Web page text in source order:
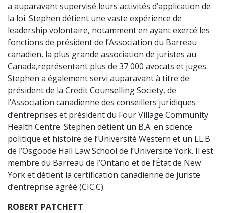
a auparavant supervisé leurs activités d’application de
la loi. Stephen détient une vaste expérience de
leadership volontaire, notamment en ayant exercé les
fonctions de président de l’Association du Barreau
canadien, la plus grande association de juristes au
Canada,représentant plus de 37 000 avocats et juges.
Stephen a également servi auparavant à titre de
président de la Credit Counselling Society, de
l’Association canadienne des conseillers juridiques
d’entreprises et président du Four Village Community
Health Centre. Stephen détient un B.A. en science
politique et histoire de l’Université Western et un LL.B.
de l’Osgoode Hall Law School de l’Université York. Il est
membre du Barreau de l’Ontario et de l’État de New
York et détient la certification canadienne de juriste
d’entreprise agréé (CIC.C).
ROBERT PATCHETT